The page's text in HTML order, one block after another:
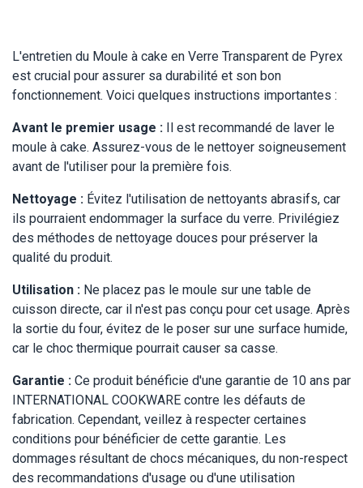
L'entretien du Moule à cake en Verre Transparent de Pyrex
est crucial pour assurer sa durabilité et son bon
fonctionnement. Voici quelques instructions importantes :
Avant le premier usage : Il est recommandé de laver le
moule à cake. Assurez-vous de le nettoyer soigneusement
avant de l'utiliser pour la première fois.
Nettoyage : Évitez l'utilisation de nettoyants abrasifs, car
ils pourraient endommager la surface du verre. Privilégiez
des méthodes de nettoyage douces pour préserver la
qualité du produit.
Utilisation : Ne placez pas le moule sur une table de
cuisson directe, car il n'est pas conçu pour cet usage. Après
la sortie du four, évitez de le poser sur une surface humide,
car le choc thermique pourrait causer sa casse.
Garantie : Ce produit bénéficie d'une garantie de 10 ans par
INTERNATIONAL COOKWARE contre les défauts de
fabrication. Cependant, veillez à respecter certaines
conditions pour bénéficier de cette garantie. Les
dommages résultant de chocs mécaniques, du non-respect
des recommandations d'usage ou d'une utilisation